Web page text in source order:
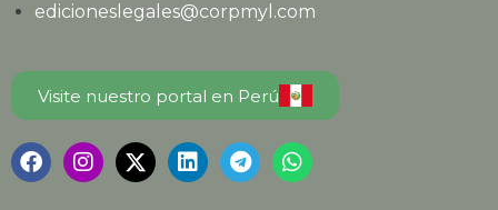
edicioneslegales@corpmyl.com
Visite nuestro portal en Perú